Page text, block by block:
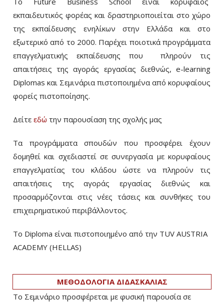
εκπαιδευτικός φορέας και δραστηριοποιείται στο χώρο
της εκπαίδευσης ενηλίκων στην Ελλάδα και στο
εξωτερικό από το 2000. Παρέχει ποιοτικά προγράμματα
επαγγελματικής εκπαίδευσης που πληρούν τις
απαιτήσεις της αγοράς εργασίας διεθνώς, e-learning
Diplomas και Σεμινάρια πιστοποιημένα από κορυφαίους
φορείς πιστοποίησης.
Δείτε εδώ την παρουσίαση της σχολής μας
Τα προγράμματα σπουδών που προσφέρει έχουν
δομηθεί και σχεδιαστεί σε συνεργασία με κορυφαίους
επαγγελματίας του κλάδου ώστε να πληρούν τις
απαιτήσεις της αγοράς εργασίας διεθνώς και
προσαρμόζονται στις νέες τάσεις και συνθήκες του
επιχειρηματικού περιβάλλοντος.
Το Diploma είναι πιστοποιημένο από την TUV AUSTRIA
ACADEMY (HELLAS)­
ΜΕΘΟΔΟΛΟΓΙΑ ΔΙΔΑΣΚΑΛΙΑΣ
Το Σεμινάριο προσφέρεται με φυσική παρουσία σε